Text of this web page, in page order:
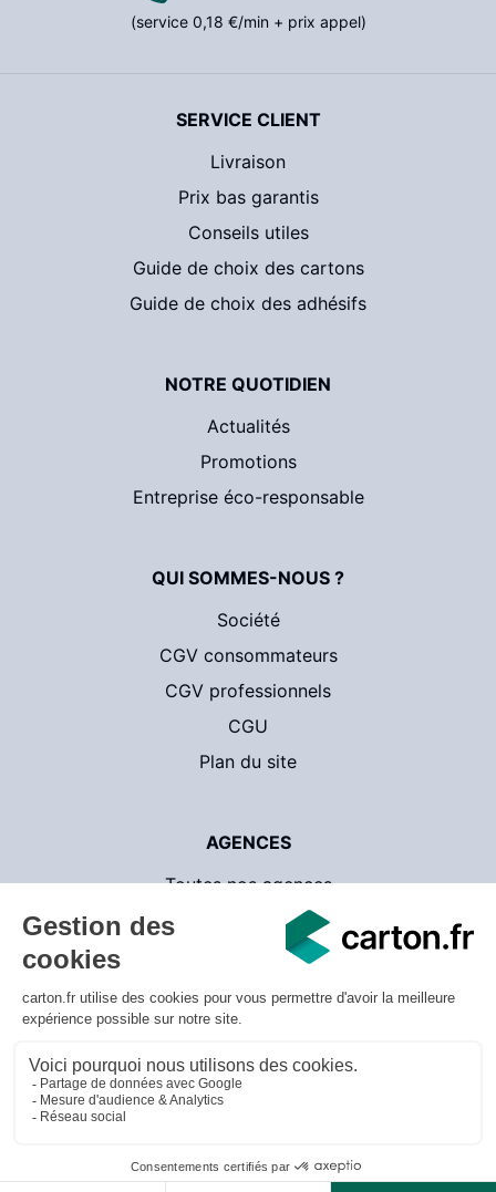
(service 0,18 €/min + prix appel)
SERVICE CLIENT
Livraison
Prix bas garantis
Conseils utiles
Guide de choix des cartons
Guide de choix des adhésifs
NOTRE QUOTIDIEN
Actualités
Promotions
Entreprise éco-responsable
QUI SOMMES-NOUS ?
Société
CGV consommateurs
CGV professionnels
CGU
Plan du site
AGENCES
Toutes nos agences
CartonsDeDemenagement.com
Mentions légales